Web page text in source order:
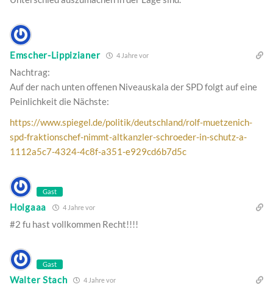
Emscher-Lippizianer 4 Jahre vor
Nachtrag:
Auf der nach unten offenen Niveauskala der SPD folgt auf eine
Peinlichkeit die Nächste:
https://www.spiegel.de/politik/deutschland/rolf-muetzenich-
spd-fraktionschef-nimmt-altkanzler-schroeder-in-schutz-a-
1112a5c7-4324-4c8f-a351-e929cd6b7d5c
Gast
Holgaaa 4 Jahre vor
#2 fu hast vollkommen Recht!!!!
Gast
Walter Stach 4 Jahre vor